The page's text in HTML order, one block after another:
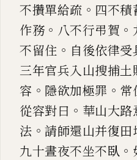
不攢單給疏 。 四不積
作務 。 八不行弔賀 。
不留住 。 自後依律受
三年官兵入山搜捕土
容 。 隱欲加極罪 。 常
從容對曰 。 華山大路
法 。請師還山并復田
九十晝夜不坐不臥 。